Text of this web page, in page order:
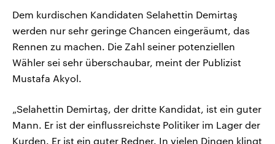
Dem kurdischen Kandidaten Selahettin Demirtaş
werden nur sehr geringe Chancen eingeräumt, das
Rennen zu machen. Die Zahl seiner potenziellen
Wähler sei sehr überschaubar, meint der Publizist
Mustafa Akyol.
„Selahettin Demirtaş, der dritte Kandidat, ist ein guter
Mann. Er ist der einflussreichste Politiker im Lager der
Kurden. Er ist ein guter Redner. In vielen Dingen klingt